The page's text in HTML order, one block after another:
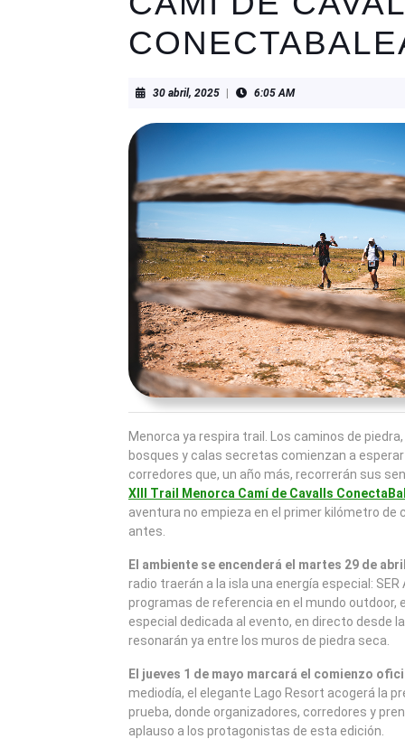
30 abril, 202530
2025
6:05 AM
Menorca ya respira trail. Los caminos de
bosques y calas secretas comienzan a
corredores que, un año más, recorrerán sus
XIII
Trail Menorca Camí de Cavalls
aventura no empieza en el primer kilómetro de
antes.
El ambiente se encenderá el martes 29 de
radio traerán a la isla una energía especial:
programas de referencia en el mundo outdoor,
especial dedicada al evento, en directo desde
resonarán ya entre los muros de piedra seca.
El jueves 1 de mayo marcará el comienzo
mediodía, el elegante Lago Resort acogerá la
prueba, donde organizadores, corredores y
aplauso a los protagonistas de esta edición.